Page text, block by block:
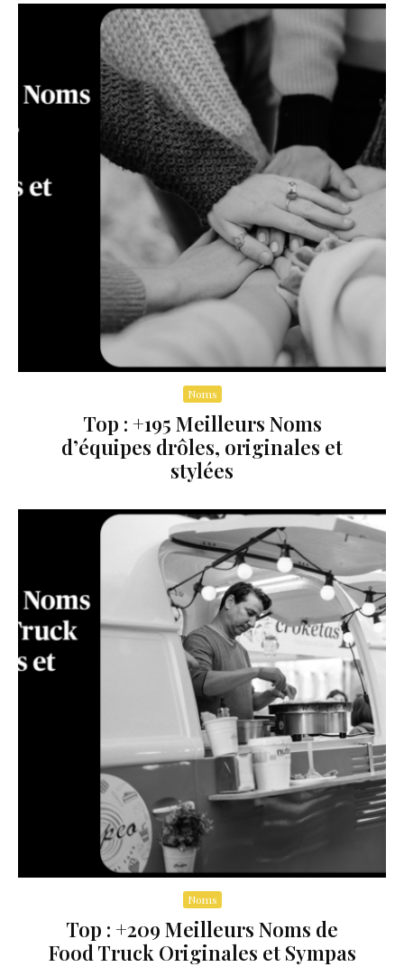
Noms
Top : +195 Meilleurs Noms
d’équipes drôles, originales et
stylées
Noms
Top : +209 Meilleurs Noms de
Food Truck Originales et Sympas